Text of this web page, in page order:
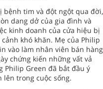
bệnh tim và đột ngột qua đời,
dang dở của gia đình và
kinh doanh của cửa hiệu bị
khó khăn. Mẹ của Philip
vào làm nhân viên bán hàng
chứng kiến những vất vả
Philip Green đã bắt đầu ý
lên trong cuộc sống.